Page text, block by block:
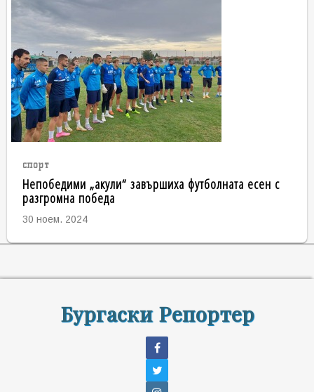
спорт
Непобедими „акули“ завършиха футболната есен с
разгромна победа
30 ноем. 2024
Бургаски Репортер